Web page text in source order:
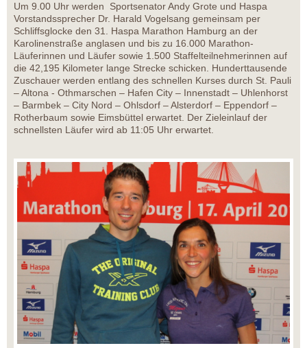
Um 9.00 Uhr werden Sportsenator Andy Grote und Haspa
Vorstandssprecher Dr. Harald Vogelsang gemeinsam per
Schliffsglocke den 31. Haspa Marathon Hamburg an der
Karolinenstraße anglasen und bis zu 16.000 Marathon-
Läuferinnen und Läufer sowie 1.500 Staffelteilnehmerinnen auf
die 42,195 Kilometer lange Strecke schicken. Hunderttausende
Zuschauer werden entlang des schnellen Kurses durch St. Pauli
– Altona - Othmarschen – Hafen City – Innenstadt – Uhlenhorst
– Barmbek – City Nord – Ohlsdorf – Alsterdorf – Eppendorf –
Rotherbaum sowie Eimsbüttel erwartet. Der Zieleinlauf der
schnellsten Läufer wird ab 11:05 Uhr erwartet.